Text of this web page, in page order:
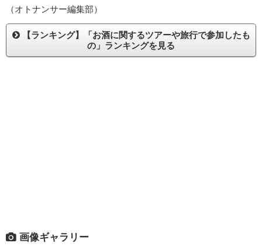
（オトナンサー編集部）
【ランキング】「お酒に関するツアーや旅行で参加したも
の」ランキングを見る
画像ギャラリー